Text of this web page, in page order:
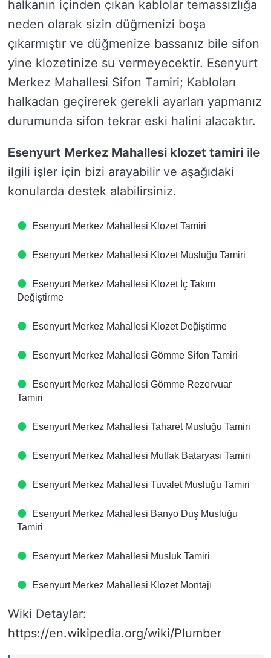
halkanın içinden çıkan kablolar temassızlığa
neden olarak sizin düğmenizi boşa
çıkarmıştır ve düğmenize bassanız bile sifon
yine klozetinize su vermeyecektir. Esenyurt
Merkez Mahallesi Sifon Tamiri; Kabloları
halkadan geçirerek gerekli ayarları yapmanız
durumunda sifon tekrar eski halini alacaktır.
Esenyurt Merkez Mahallesi klozet tamiri ile
ilgili işler için bizi arayabilir ve aşağıdaki
konularda destek alabilirsiniz.
Esenyurt Merkez Mahallesi Klozet Tamiri
Esenyurt Merkez Mahallesi Klozet Musluğu Tamiri
Esenyurt Merkez Mahallesi Klozet İç Takım
Değiştirme
Esenyurt Merkez Mahallesi Klozet Değiştirme
Esenyurt Merkez Mahallesi Gömme Sifon Tamiri
Esenyurt Merkez Mahallesi Gömme Rezervuar
Tamiri
Esenyurt Merkez Mahallesi Taharet Musluğu Tamiri
Esenyurt Merkez Mahallesi Mutfak Bataryası Tamiri
Esenyurt Merkez Mahallesi Tuvalet Musluğu Tamiri
Esenyurt Merkez Mahallesi Banyo Duş Musluğu
Tamiri
Esenyurt Merkez Mahallesi Musluk Tamiri
Esenyurt Merkez Mahallesi Klozet Montajı
Wiki Detaylar:
https://en.wikipedia.org/wiki/Plumber